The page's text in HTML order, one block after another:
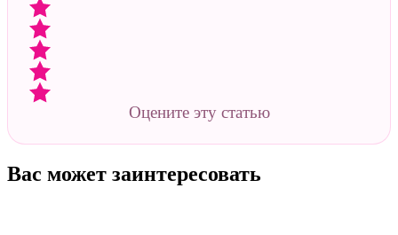
Оцените эту статью
Вас может заинтересовать